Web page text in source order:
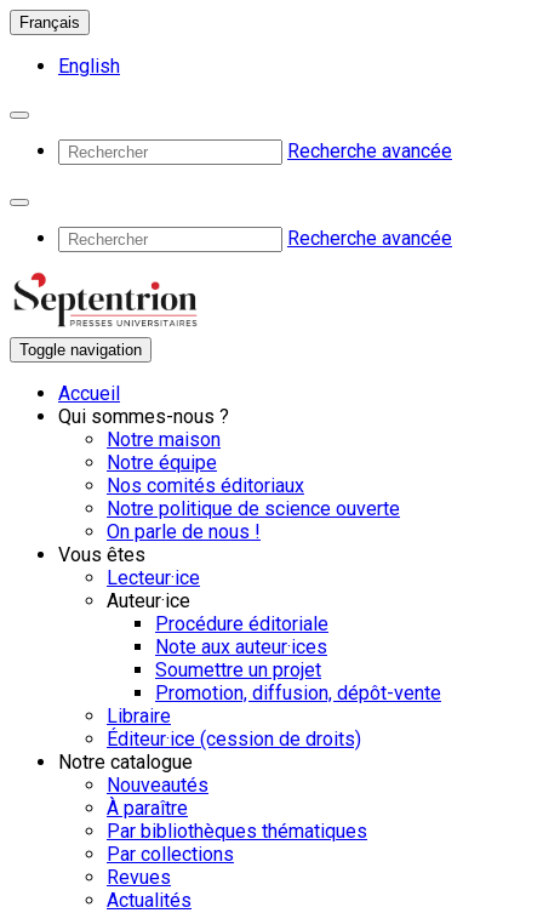
Français
English
Recherche avancée
Recherche avancée
Toggle navigation
Accueil
Qui sommes-nous ?
Notre maison
Notre équipe
Nos comités éditoriaux
Notre politique de science ouverte
On parle de nous !
Vous êtes
Lecteur·ice
Auteur·ice
Procédure éditoriale
Note aux auteur·ices
Soumettre un projet
Promotion, diffusion, dépôt-vente
Libraire
Éditeur·ice (cession de droits)
Notre catalogue
Nouveautés
À paraître
Par bibliothèques thématiques
Par collections
Revues
Actualités